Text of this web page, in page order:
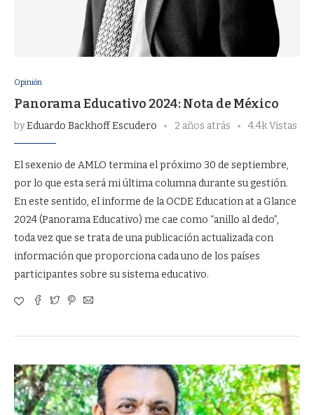
Opinión
Panorama Educativo 2024: Nota de México
byEduardo Backhoff Escudero 2 años atrás 4.4k Vistas
El sexenio de AMLO termina el próximo 30 de septiembre,
por lo que esta será mi última columna durante su gestión.
En este sentido, el informe de la OCDE Education at a Glance
2024 (Panorama Educativo) me cae como “anillo al dedo”,
toda vez que se trata de una publicación actualizada con
información que proporciona cada uno de los países
participantes sobre su sistema educativo.